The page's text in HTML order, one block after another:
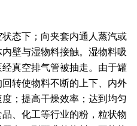
态下；向夹套内通人蒸汽或
壁与湿物料接触。湿物料吸
真空排气管被抽走。由于罐
转使物料不断的上下、内外
；提高干燥效率；达到均匀
、化工等行业的粉，粒状物